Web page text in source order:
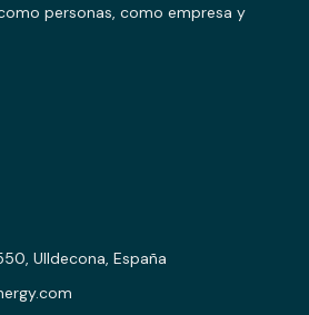
personas, como empresa y
Ulldecona, España